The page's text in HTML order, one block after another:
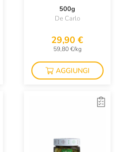
500g
De Carlo
29,90 €
59,80 €/kg
AGGIUNGI